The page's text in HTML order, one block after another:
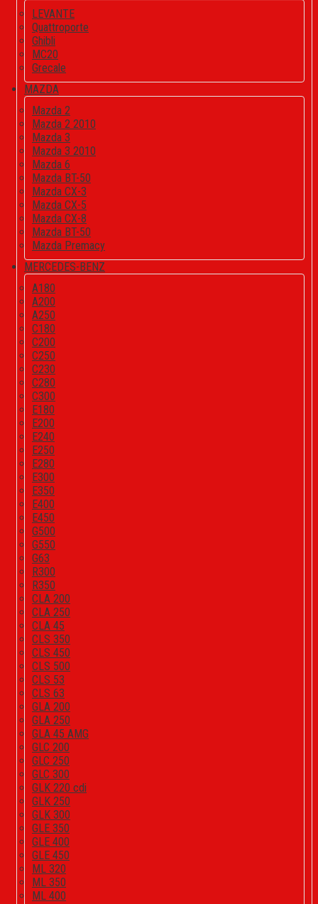
LEVANTE
Quattroporte
Ghibli
MC20
Grecale
MAZDA
Mazda 2
Mazda 2 2010
Mazda 3
Mazda 3 2010
Mazda 6
Mazda BT-50
Mazda CX-3
Mazda CX-5
Mazda CX-8
Mazda BT-50
Mazda Premacy
MERCEDES-BENZ
A180
A200
A250
C180
C200
C250
C230
C280
C300
E180
E200
E240
E250
E280
E300
E350
E400
E450
G500
G550
G63
R300
R350
CLA 200
CLA 250
CLA 45
CLS 350
CLS 450
CLS 500
CLS 53
CLS 63
GLA 200
GLA 250
GLA 45 AMG
GLC 200
GLC 250
GLC 300
GLK 220 cdi
GLK 250
GLK 300
GLE 350
GLE 400
GLE 450
ML 320
ML 350
ML 400